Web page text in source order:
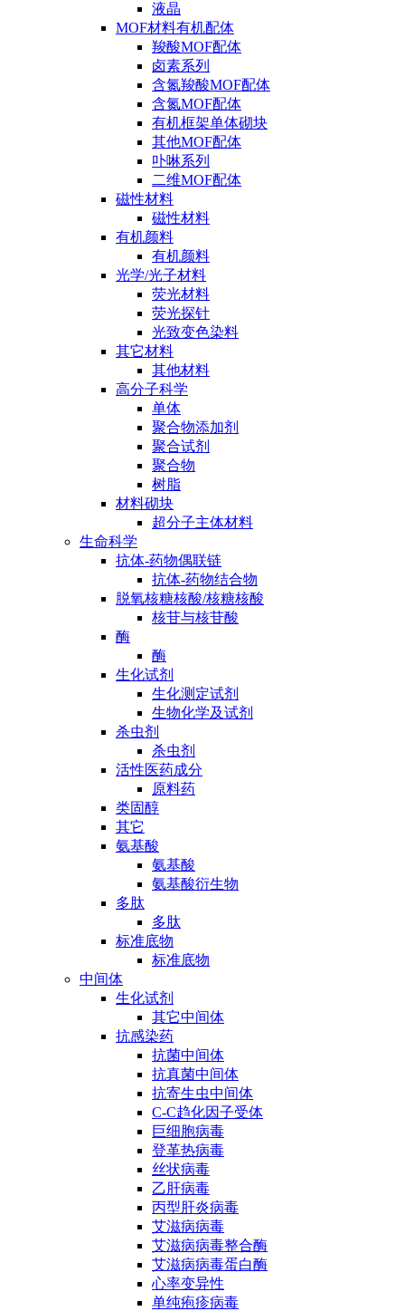
液晶
MOF材料有机配体
羧酸MOF配体
卤素系列
含氮羧酸MOF配体
含氮MOF配体
有机框架单体砌块
其他MOF配体
卟啉系列
二维MOF配体
磁性材料
磁性材料
有机颜料
有机颜料
光学/光子材料
荧光材料
荧光探针
光致变色染料
其它材料
其他材料
高分子科学
单体
聚合物添加剂
聚合试剂
聚合物
树脂
材料砌块
超分子主体材料
生命科学
抗体-药物偶联链
抗体-药物结合物
脱氧核糖核酸/核糖核酸
核苷与核苷酸
酶
酶
生化试剂
生化测定试剂
生物化学及试剂
杀虫剂
杀虫剂
活性医药成分
原料药
类固醇
其它
氨基酸
氨基酸
氨基酸衍生物
多肽
多肽
标准底物
标准底物
中间体
生化试剂
其它中间体
抗感染药
抗菌中间体
抗真菌中间体
抗寄生虫中间体
C-C趋化因子受体
巨细胞病毒
登革热病毒
丝状病毒
乙肝病毒
丙型肝炎病毒
艾滋病病毒
艾滋病病毒整合酶
艾滋病病毒蛋白酶
心率变异性
单纯疱疹病毒